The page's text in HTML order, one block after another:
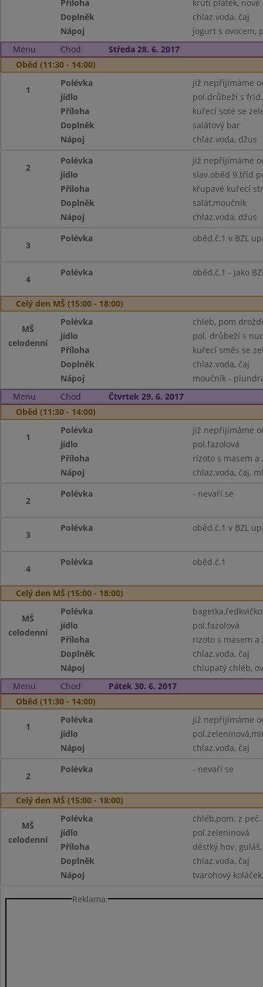
Příloha
krůtí plátek,
Doplněk
chlaz.voda, čaj
Nápoj
jogurt s ovocem,
Menu
Chod
Středa 28. 6. 2017
Oběd (11:30 - 14:00)
1
Polévka
již nepřijímáme
jídlo
pol.drůbeží s
Příloha
kuřecí soté se
Doplněk
salátový bar
Nápoj
chlaz.voda, džus
2
Polévka
již nepřijímáme
jídlo
slav.oběd 9.tříd
Příloha
křupavé kuřecí
Doplněk
salát,moučník
Nápoj
chlaz.voda, džus
3
Polévka oběd.č.1 v BZL
4
Polévka oběd.č.1 - jako
Celý den MŠ (15:00 - 18:00)
MŠ
celodenní
Polévka
chléb, pom
jídlo
pol. drůbeží s
Příloha
kuřecí směs se
Doplněk
chlaz.voda, čaj
Nápoj
moučník -
Menu
Chod
Čtvrtek 29. 6. 2017
Oběd (11:30 - 14:00)
1
Polévka
již nepřijímáme
jídlo
pol.fazolová
Příloha
rizoto s masem
Nápoj
chlaz.voda, čaj,
2
Polévka - nevaří se
3
Polévka oběd.č.1 v BZL
4
Polévka oběd.č.1
Celý den MŠ (15:00 - 18:00)
MŠ
celodenní
Polévka
jídlo
pol.fazolová
Příloha
rizoto s masem a
Doplněk
chlaz.voda, čaj
Nápoj
chlupatý chléb,
Menu
Chod
Pátek 30. 6. 2017
Oběd (11:30 - 14:00)
1
Polévka
již nepřijímáme
jídlo
Nápoj
chlaz.voda, čaj
2
Polévka - nevaří se
Celý den MŠ (15:00 - 18:00)
MŠ
celodenní
Polévka
chléb,pom. z
jídlo
pol.zeleninová
Příloha
děstký hov.
Doplněk
chlaz.voda, čaj
Nápoj
tvarohový
Reklama: